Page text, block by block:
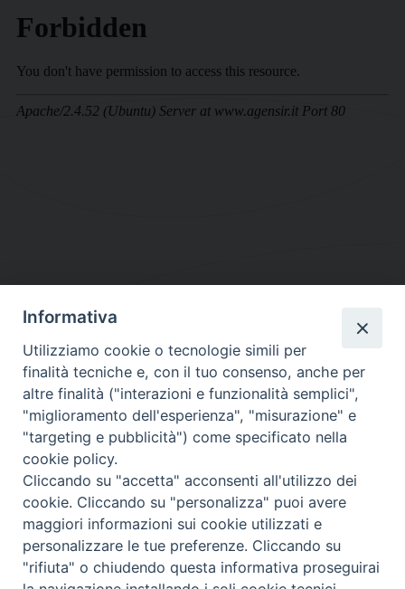
DIOCESI SUBURBICARIA DI ALBANO
Contatti:Tel.: 06.93268401 - Fax.: 06.9323844
E-mail:curia@diocesidialbano.it
Orari: dal Lunedì al Venerdì Ore: 9:00 - 13:00
Lunedì, Mercoledì e Venerdì, Ore 9:30 - 12:30
Diocesi Suburbicaria di Albano
Informativa
Utilizziamo cookie o tecnologie simili per
finalità tecniche e, con il tuo consenso, anche per
altre finalità ("interazioni e funzionalità semplici",
"miglioramento dell'esperienza", "misurazione" e
"targeting e pubblicità") come specificato nella
cookie policy.
Cliccando su "accetta" acconsenti all'utilizzo dei
cookie. Cliccando su "personalizza" puoi avere
maggiori informazioni sui cookie utilizzati e
personalizzare le tue preferenze. Cliccando su
"rifiuta" o chiudendo questa informativa proseguirai